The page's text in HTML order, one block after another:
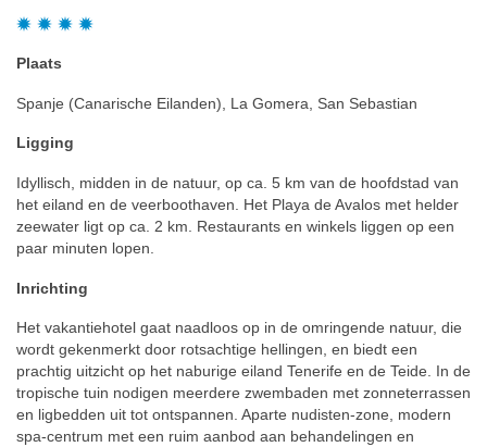
Plaats
Spanje (Canarische Eilanden), La Gomera, San Sebastian
Ligging
Idyllisch, midden in de natuur, op ca. 5 km van de hoofdstad van
het eiland en de veerboothaven. Het Playa de Avalos met helder
zeewater ligt op ca. 2 km. Restaurants en winkels liggen op een
paar minuten lopen.
Inrichting
Het vakantiehotel gaat naadloos op in de omringende natuur, die
wordt gekenmerkt door rotsachtige hellingen, en biedt een
prachtig uitzicht op het naburige eiland Tenerife en de Teide. In de
tropische tuin nodigen meerdere zwembaden met zonneterrassen
en ligbedden uit tot ontspannen. Aparte nudisten-zone, modern
spa-centrum met een ruim aanbod aan behandelingen en